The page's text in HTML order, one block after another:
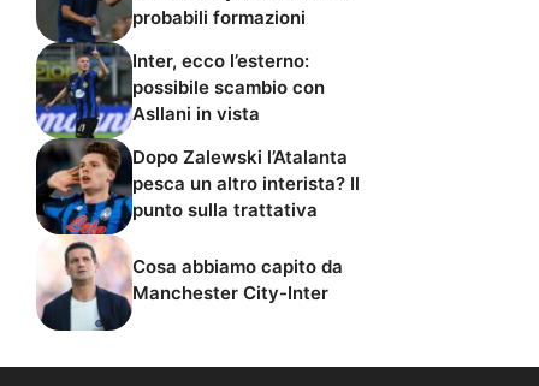
probabili formazioni
Inter, ecco l’esterno:
possibile scambio con
Asllani in vista
Dopo Zalewski l’Atalanta
pesca un altro interista? Il
punto sulla trattativa
Cosa abbiamo capito da
Manchester City-Inter